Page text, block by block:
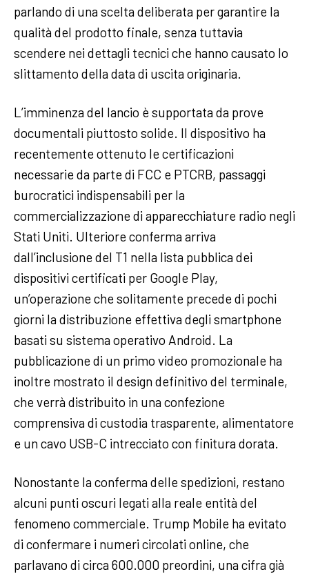
parlando di una scelta deliberata per garantire la
qualità del prodotto finale, senza tuttavia
scendere nei dettagli tecnici che hanno causato lo
slittamento della data di uscita originaria.
L’imminenza del lancio è supportata da prove
documentali piuttosto solide. Il dispositivo ha
recentemente ottenuto le certificazioni
necessarie da parte di FCC e PTCRB, passaggi
burocratici indispensabili per la
commercializzazione di apparecchiature radio negli
Stati Uniti. Ulteriore conferma arriva
dall’inclusione del T1 nella lista pubblica dei
dispositivi certificati per Google Play,
un’operazione che solitamente precede di pochi
giorni la distribuzione effettiva degli smartphone
basati su sistema operativo Android. La
pubblicazione di un primo video promozionale ha
inoltre mostrato il design definitivo del terminale,
che verrà distribuito in una confezione
comprensiva di custodia trasparente, alimentatore
e un cavo USB-C intrecciato con finitura dorata.
Nonostante la conferma delle spedizioni, restano
alcuni punti oscuri legati alla reale entità del
fenomeno commerciale. Trump Mobile ha evitato
di confermare i numeri circolati online, che
parlavano di circa 600.000 preordini, una cifra già